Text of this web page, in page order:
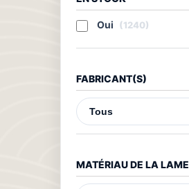
Oui (1240)
FABRICANT(S)
MATÉRIAU DE LA LAME